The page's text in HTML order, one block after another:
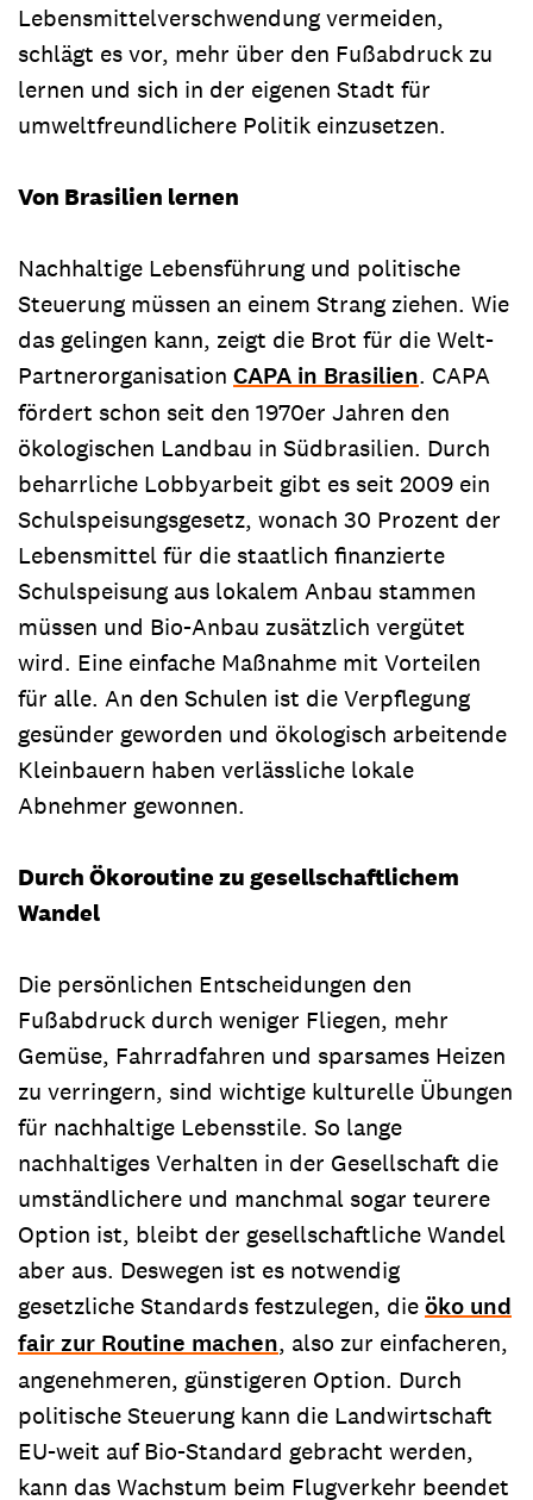
Lebensmittelverschwendung vermeiden,
schlägt es vor, mehr über den Fußabdruck zu
lernen und sich in der eigenen Stadt für
umweltfreundlichere Politik einzusetzen.
Von Brasilien lernen
Nachhaltige Lebensführung und politische
Steuerung müssen an einem Strang ziehen. Wie
das gelingen kann, zeigt die Brot für die Welt-
Partnerorganisation CAPA in Brasilien. CAPA
fördert schon seit den 1970er Jahren den
ökologischen Landbau in Südbrasilien. Durch
beharrliche Lobbyarbeit gibt es seit 2009 ein
Schulspeisungsgesetz, wonach 30 Prozent der
Lebensmittel für die staatlich finanzierte
Schulspeisung aus lokalem Anbau stammen
müssen und Bio-Anbau zusätzlich vergütet
wird. Eine einfache Maßnahme mit Vorteilen
für alle. An den Schulen ist die Verpflegung
gesünder geworden und ökologisch arbeitende
Kleinbauern haben verlässliche lokale
Abnehmer gewonnen.
Durch Ökoroutine zu gesellschaftlichem
Wandel
Die persönlichen Entscheidungen den
Fußabdruck durch weniger Fliegen, mehr
Gemüse, Fahrradfahren und sparsames Heizen
zu verringern, sind wichtige kulturelle Übungen
für nachhaltige Lebensstile. So lange
nachhaltiges Verhalten in der Gesellschaft die
umständlichere und manchmal sogar teurere
Option ist, bleibt der gesellschaftliche Wandel
aber aus. Deswegen ist es notwendig
gesetzliche Standards festzulegen, dieöko und
fair zur Routine machen, also zur einfacheren,
angenehmeren, günstigeren Option. Durch
politische Steuerung kann die Landwirtschaft
EU-weit auf Bio-Standard gebracht werden,
kann das Wachstum beim Flugverkehr beendet